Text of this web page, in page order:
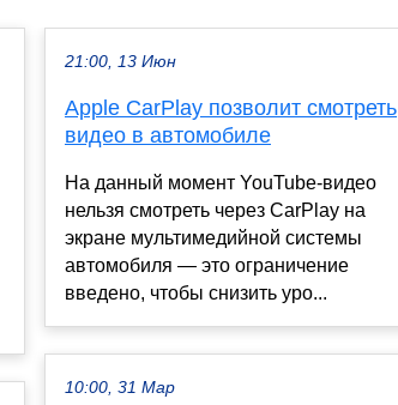
21:00, 13 Июн
Apple CarPlay позволит смотреть
видео в автомобиле
На данный момент YouTube-видео
нельзя смотреть через CarPlay на
экране мультимедийной системы
автомобиля — это ограничение
введено, чтобы снизить уро...
10:00, 31 Мар